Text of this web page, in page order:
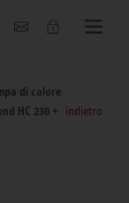
di calore
HC 230 +
indietro